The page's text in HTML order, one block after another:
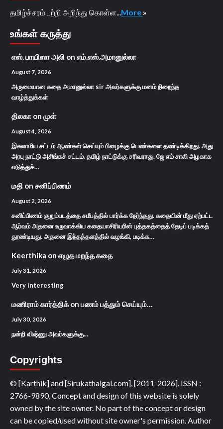
தமிழ்ச்சரம் பற்றி அறிந்து கொள்ள... More »
உங்கள் கருத்து
எஸ். பாயிஸா அலி on எம்.எஸ்.அமானுல்லா
August 7, 2026
அருமையான கதை அமானுல்லா sir அவர்களுக்கு மனம் நிறைந்த
வாழ்த்துக்கள்
திலகா on முள்
August 4, 2026
இசுலாமிய சட்டம் ஆண்கள் செய்யும் பிழைக்கு பெண்களை தண்டிக்கிறது. அது
அரபு நாட்டு அசிங்கச் சட்டம். தமிழ் நாட்டுக்கு சரிவராது. ஜே எம் சாலி அழகாக
எடுத்துச்…
மதி on சனிப்பிணம்
August 2, 2026
சனிப்பிணம் குறும்படத்தை சமீபத்தில் பார்க்க நேர்ந்தது. கதையின் மீது ஏற்பட்ட
ஆர்வம் அதனை உருவாக்கிய கதையாசிரியரின் புத்தகத்தைத் தேடிப் படிக்கத்
தூண்டியது. அதனை இந்தத்தளத்தில் வழங்கி, படிக்க…
Keerthika on எழுத மறந்த கதை
July 31, 2026
Very interesting
மணிராம் கார்த்திக்on பணம் பத்தும் செய்யும்…
July 30, 2026
நன்றி விஷ்ணு அவர்களுக்கு...
Copyrights
© [Karthik] and [Sirukathaigal.com], [2011-2026]. ISSN :
2766-9890, Concept and design of this website is solely
owned by the site owner. No part of the concept or design
can be copied/used without site owner's permission. Author